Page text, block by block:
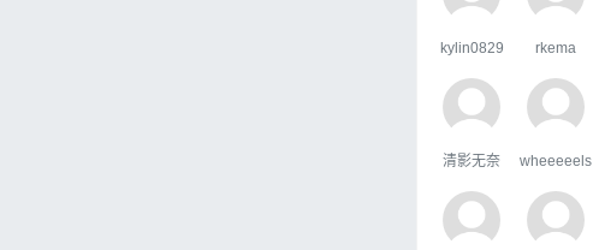
kylin0829 rkema
清影无奈 wheeeeels